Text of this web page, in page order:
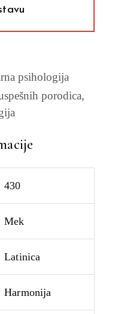
psihologija
porodica,
430
Mek
Latinica
Harmonija